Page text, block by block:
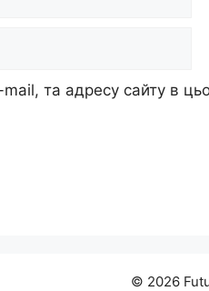
та адресу сайту в
© 2026